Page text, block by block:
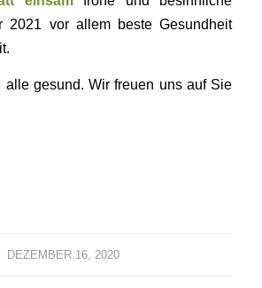
2021 vor allem beste Gesundheit
alle gesund. Wir freuen uns auf Sie
DEZEMBER 16, 2020